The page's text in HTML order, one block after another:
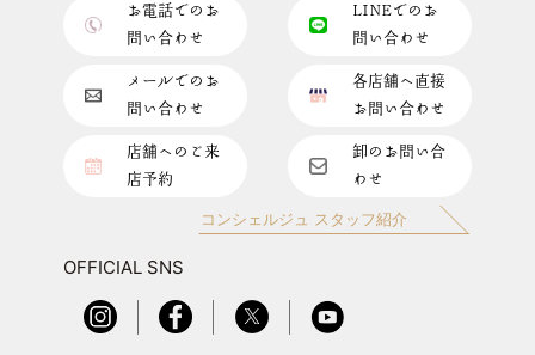
お電話でのお
問い合わせ
LINEでのお
問い合わせ
メールでのお
問い合わせ
各店舗へ直接
お問い合わせ
店舗へのご来
店予約
卸のお問い合
わせ
コンシェルジュ スタッフ紹介
OFFICIAL SNS